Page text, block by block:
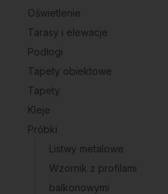
Oświetlenie
Tarasy i elewacje
Podłogi
Tapety obiektowe
Tapety
Kleje
Próbki
Listwy metalowe
Wzornik z profilami
balkonowymi